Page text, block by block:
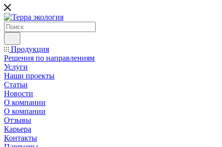
Продукция
Решения по направлениям
Услуги
Наши проекты
Статьи
Новости
О компании
О компании
Отзывы
Карьера
Контакты